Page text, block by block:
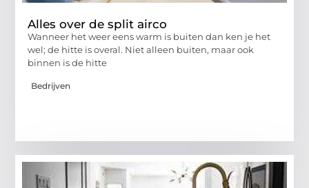
Alles over de split airco
Wanneer het weer eens warm is buiten dan ken je het
wel; de hitte is overal. Niet alleen buiten, maar ook
binnen is de hitte
Bedrijven